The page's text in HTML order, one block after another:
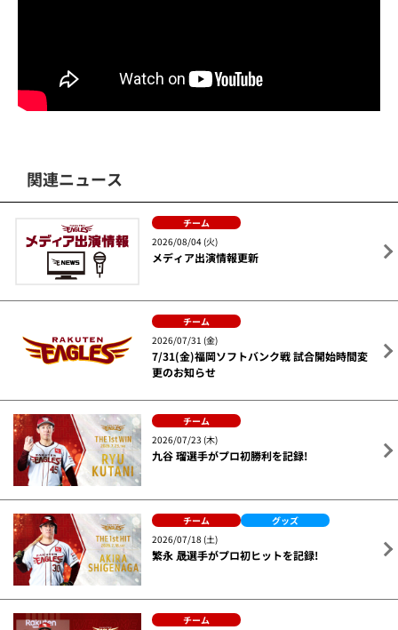
関連ニュース
チーム
2026/08/04 (火)
メディア出演情報更新
チーム
2026/07/31 (金)
7/31(金)福岡ソフトバンク戦 試合開始時間変
更のお知らせ
チーム
2026/07/23 (木)
九谷 瑠選手がプロ初勝利を記録!
チーム
グッズ
2026/07/18 (土)
繁永 晟選手がプロ初ヒットを記録!
チーム